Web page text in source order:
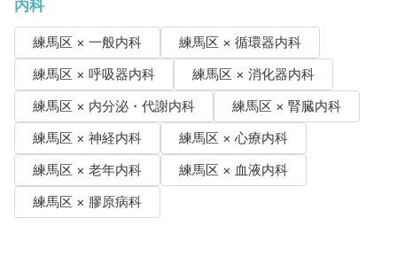
内科
練馬区 × 一般内科
練馬区 × 循環器内科
練馬区 × 呼吸器内科
練馬区 × 消化器内科
練馬区 × 内分泌・代謝内科
練馬区 × 腎臓内科
練馬区 × 神経内科
練馬区 × 心療内科
練馬区 × 老年内科
練馬区 × 血液内科
練馬区 × 膠原病科